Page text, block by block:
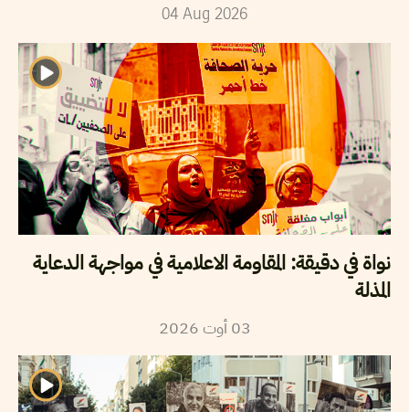
04 Aug 2026
نواة في دقيقة: المقاومة الاعلامية في مواجهة الدعاية
المذلة
03 أوت2026